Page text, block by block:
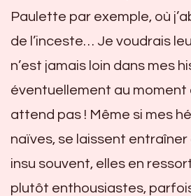
Paulette par exemple, où
de l’inceste… Je voudrais
n’est jamais loin dans mes
éventuellement au moment
attend pas ! Même si mes
naïves, se laissent entraîner
insu souvent, elles en
plutôt enthousiastes,